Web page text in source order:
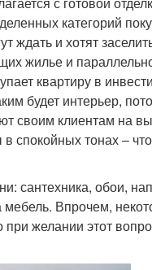
категорий
ждать и хотят
жилье и
квартиру в
будет интерьер,
своим клиентам на
спокойных тонах –
сантехника, обои,
мебель. Впрочем,
при желании этот